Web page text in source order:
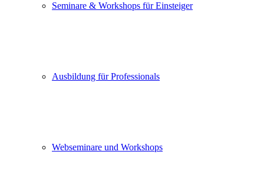
Seminare & Workshops für Einsteiger
Ausbildung für Professionals
Webseminare und Workshops